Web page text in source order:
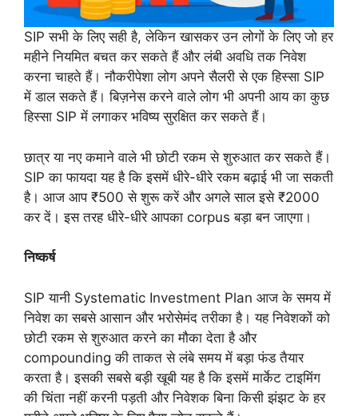
SIP सभी के लिए सही है, लेकिन खासकर उन लोगों के लिए जो हर
महीने नियमित बचत कर सकते हैं और लंबी अवधि तक निवेश
करना चाहते हैं। नौकरीपेशा लोग अपने सैलरी से एक हिस्सा SIP
में डाल सकते हैं। बिज़नेस करने वाले लोग भी अपनी आय का कुछ
हिस्सा SIP में लगाकर भविष्य सुरक्षित कर सकते हैं।
छात्र या नए कमाने वाले भी छोटी रकम से शुरुआत कर सकते हैं।
SIP का फायदा यह है कि इसमें धीरे-धीरे रकम बढ़ाई भी जा सकती
है। आज आप ₹500 से शुरू करें और अगले साल इसे ₹2000
कर दें। इस तरह धीरे-धीरे आपका corpus बड़ा बन जाएगा।
निष्कर्ष
SIP यानी Systematic Investment Plan आज के समय में
निवेश का सबसे आसान और भरोसेमंद तरीका है। यह निवेशकों को
छोटी रकम से शुरुआत करने का मौका देता है और
compounding की ताकत से लंबे समय में बड़ा फंड तैयार
करता है। इसकी सबसे बड़ी खूबी यह है कि इसमें मार्केट टाइमिंग
की चिंता नहीं करनी पड़ती और निवेशक बिना किसी झंझट के हर